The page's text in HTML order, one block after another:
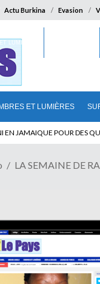
Actu Burkina Evasion
ET LUMIÈRES
LUMIÈRES
A LA TETE DU SENAT
LA SEMAINE DE